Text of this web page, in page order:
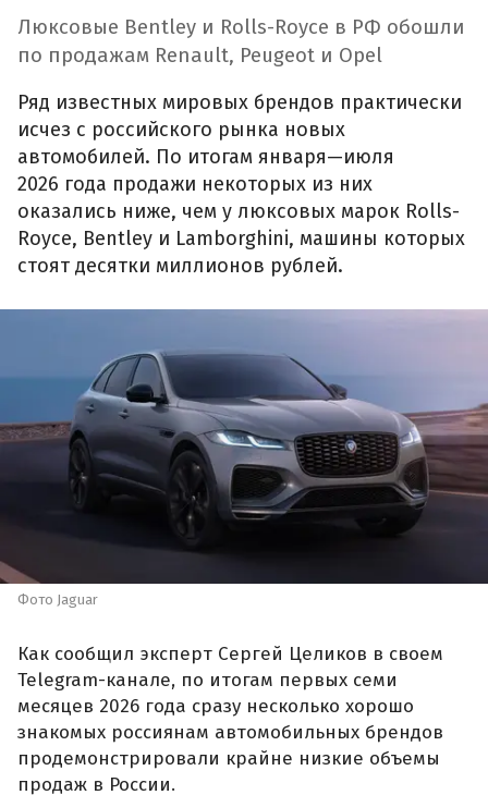
Люксовые Bentley и Rolls-Royce в РФ обошли
по продажам Renault, Peugeot и Opel
Ряд известных мировых брендов практически
исчез с российского рынка новых
автомобилей. По итогам января—июля
2026 года продажи некоторых из них
оказались ниже, чем у люксовых марок Rolls-
Royce, Bentley и Lamborghini, машины которых
стоят десятки миллионов рублей.
Фото Jaguar
Как сообщил эксперт Сергей Целиков в своем
Telegram-канале, по итогам первых семи
месяцев 2026 года сразу несколько хорошо
знакомых россиянам автомобильных брендов
продемонстрировали крайне низкие объемы
продаж в России.